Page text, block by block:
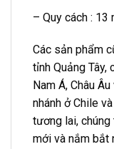
– Quy cách : 13
Các sản phẩm
tỉnh Quảng
Nam Á, Châu
nhánh ở Chile
tương lai,
mới và nắm bắt